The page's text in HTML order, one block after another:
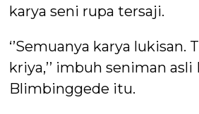
karya seni rupa tersaji.
‘’Semuanya karya lukisan.
kriya,’’ imbuh seniman asli
Blimbinggede itu.